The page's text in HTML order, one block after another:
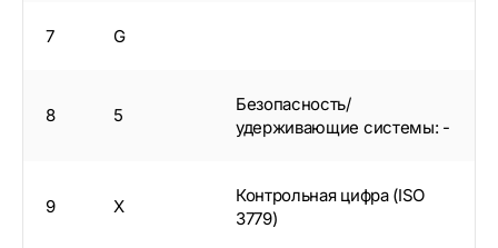
7 G
8 5
Безопасность/
удерживающие системы: -
9 X
Контрольная цифра (ISO
3779)